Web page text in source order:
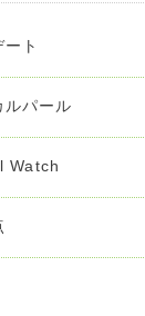
ト
ルパール
Watch